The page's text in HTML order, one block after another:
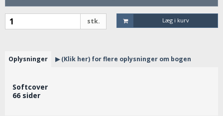
stk. Læg i kurv
Oplysninger ▶ (Klik her) for flere oplysninger om bogen
Softcover
66 sider